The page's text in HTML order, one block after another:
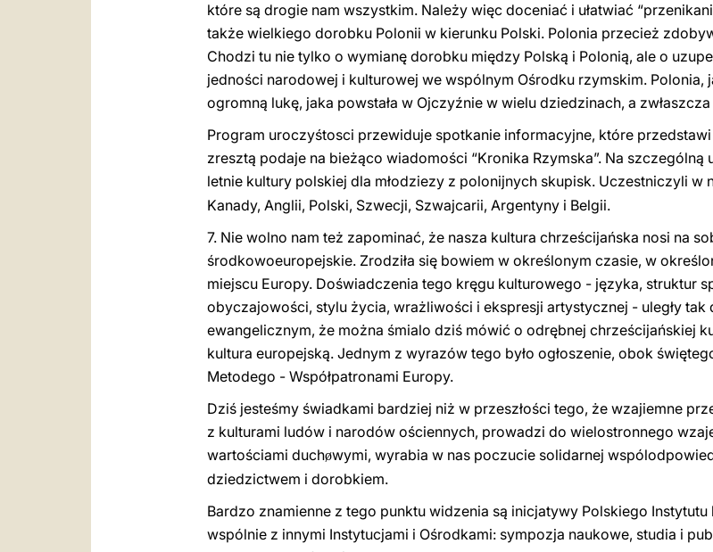
które są drogie nam wszystkim. Należy więc doceniać i ułatwiać
także wielkiego dorobku Polonii w kierunku Polski. Polonia przecież
Chodzi tu nie tylko o wymianę dorobku między Polską i Polonią, ale o
jedności narodowej i kulturowej we wspólnym Ośrodku rzymskim. Polonia,
ogromną lukę, jaka powstała w Ojczyźnie w wielu dziedzinach, a
Program uroczyśtosci przewiduje spotkanie informacyjne, które
zresztą podaje na bieżąco wiadomości “Kronika Rzymska”. Na szczególną
letnie kultury polskiej dla młodziezy z polonijnych skupisk. Uczestniczyli w
Kanady, Anglii, Polski, Szwecji, Szwajcarii, Argentyny i Belgii.
7. Nie wolno nam też zapominać, że nasza kultura chrześcijańska nosi na
środkowoeuropejskie. Zrodziła się bowiem w określonym czasie, w
miejscu Europy. Doświadczenia tego kręgu kulturowego - języka, struktur
obyczajowości, stylu życia, wrażliwości i ekspresji artystycznej - uległy
ewangelicznym, że można śmialo dziś mówić o odrębnej chrześcijańskiej
kultura europejską. Jednym z wyrazów tego było ogłoszenie, obok
Metodego - Współpatronami Europy.
Dziś jesteśmy świadkami bardziej niż w przeszłości tego, że wzajiemne
z kulturami ludów i narodów ościennych, prowadzi do wielostronnego
wartościami duchøwymi, wyrabia w nas poczucie solidarnej
dziedzictwem i dorobkiem.
Bardzo znamienne z tego punktu widzenia są inicjatywy Polskiego
wspólnie z innymi Instytucjami i Ośrodkami: sympozja naukowe, studia i